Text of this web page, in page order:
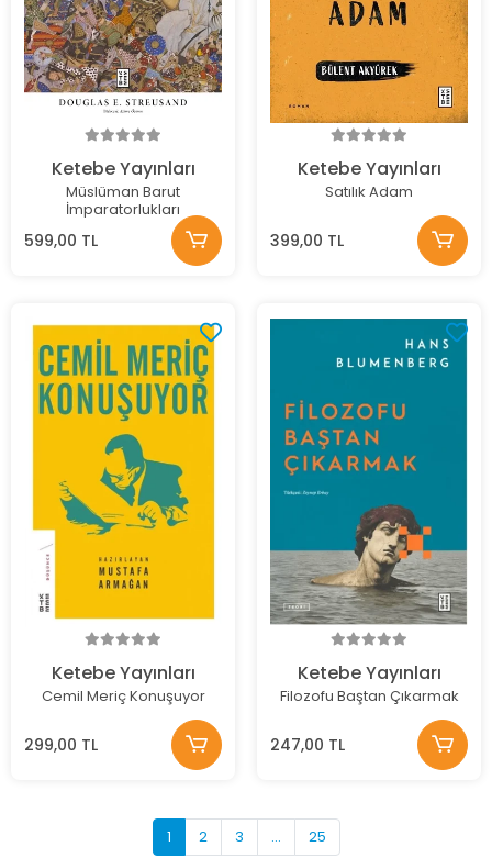
Ketebe Yayınları
Müslüman Barut
İmparatorlukları
599,00 TL
Ketebe Yayınları
Satılık Adam
399,00 TL
Ketebe Yayınları
Cemil Meriç Konuşuyor
299,00 TL
Ketebe Yayınları
Filozofu Baştan Çıkarmak
247,00 TL
1 2 3 ... 25